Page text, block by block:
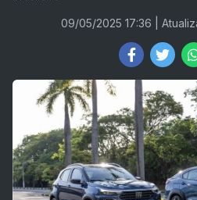
09/05/2025 17:36 |